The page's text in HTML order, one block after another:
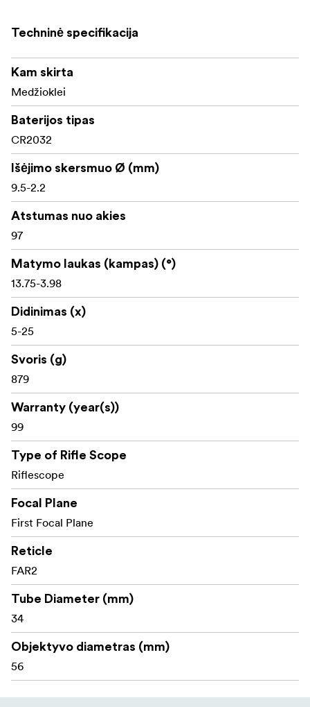
34 mm vientisas 6061-T6 aliuminio vamzdis
Į stiklą išgraviruotas MRAD tinklelis
11 apšvietimo lygių su išjungimo pozicijomis ir
automatiniu įjungimu judesio atveju
Japonų ED stiklas
Fiksaciniai 3-pasukimų varžybiniai bokšteliai su nulio
fiksatoriumi
1/10 MIL reguliavimo padalos
Maksimalus aukščio reguliavimas: 32 MIL
Šoninis paralakso reguliavimas nuo apytikriai 18 m
97 mm akių atstumas
Regėjimo laukas: maždaug 8,0–1,7 m esant 100 m
atstumui
IP67 atsparus vandeniui ir dulkėms
Išvalytas sausu argonu ir pritaikytas 50 BMG kalibrui
Maitinamas CR2032 baterija
Komplektacija:
Techninė specifikacija
Kam skirta
Medžioklei
Baterijos tipas
CR2032
Išėjimo skersmuo Ø (mm)
9.5-2.2
Atstumas nuo akies
97
Matymo laukas (kampas) (°)
13.75-3.98
Didinimas (x)
5-25
Svoris (g)
879
Warranty (year(s))
99
Type of Rifle Scope
Riflescope
Focal Plane
First Focal Plane
Reticle
FAR2
Tube Diameter (mm)
34
Objektyvo diametras (mm)
56